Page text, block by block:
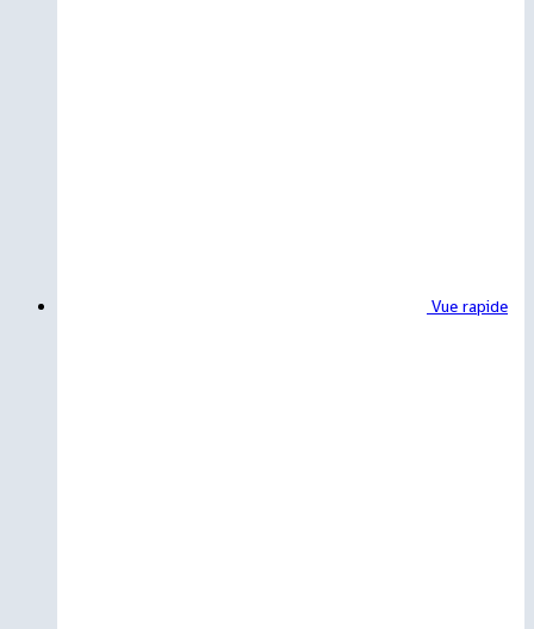
Vue rapide